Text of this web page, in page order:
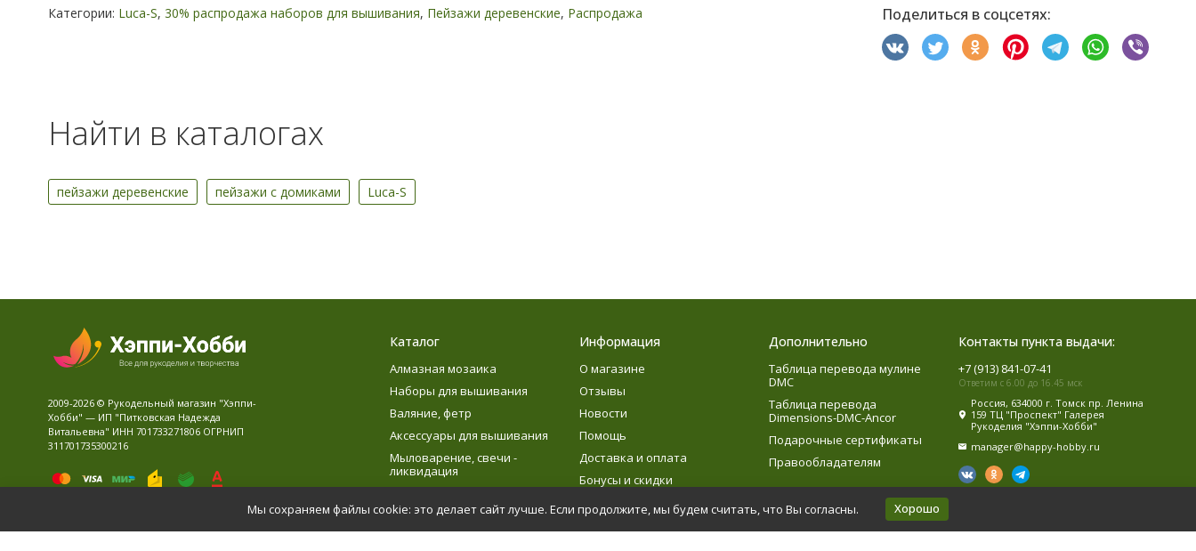
Категории: Luca-S, 30% распродажа наборов для вышивания, Пейзажи деревенские, Распродажа Поделиться в соцсетях:
Найти в каталогах
пейзажи деревенские пейзажи с домиками Luca-S
2009-2026 © Рукодельный магазин "Хэппи-
Хобби" — ИП "Питковская Надежда
Витальевна" ИНН 701733271806 ОГРНИП
311701735300216
Карта сайта
Каталог
Алмазная мозаика
Наборы для вышивания
Валяние, фетр
Аксессуары для вышивания
Мыловарение, свечи -
ликвидация
Детское творчество
Информация
О магазине
Отзывы
Новости
Помощь
Доставка и оплата
Бонусы и скидки
Дополнительно
Таблица перевода мулине
DMC
Таблица перевода
Dimensions-DMC-Ancor
Подарочные сертификаты
Правообладателям
Контакты пункта выдачи:
+7 (913) 841-07-41
Ответим с 6.00 до 16.45 мск
Россия, 634000 г. Томск пр. Ленина
159 ТЦ "Проспект" Галерея
Рукоделия "Хэппи-Хобби"
manager@happy-hobby.ru
Мы сохраняем файлы cookie: это делает сайт лучше. Если продолжите, мы будем считать, что Вы согласны. Хорошо